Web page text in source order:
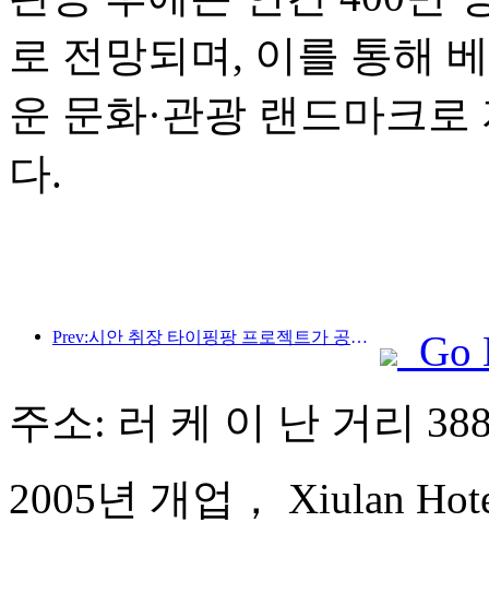
로 전망되며, 이를 통해
운 문화·관광 랜드마크
다.
Prev:시안 취장 타이핑팡 프로젝트가 공식적으로 착공했으며, 총 건축 면적은 13만 7천 제곱미터입니다.
Go
주소: 러 케 이 난 거리
2005년 개업， Xiulan